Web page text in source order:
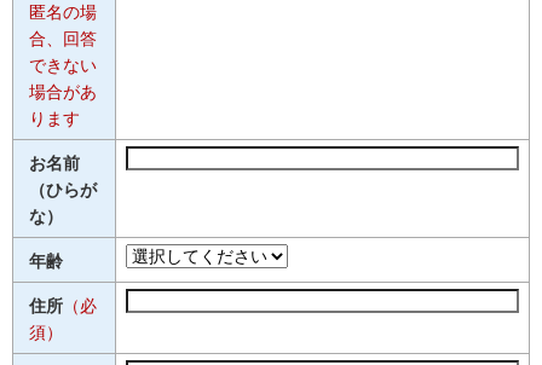
匿名の場
合、回答
できない
場合があ
ります
お名前
（ひらが
な）
年齢
住所 （必
須）